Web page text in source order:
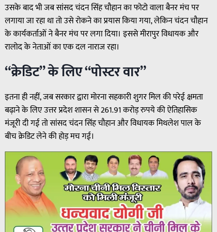
उसके बाद भी जब सांसद चंदन सिंह चौहान का फोटो वाला बैनर मंच पर
लगाया जा रहा था तो उसे रोकने का प्रयास किया गया, लेकिन चंदन चौहान
के कार्यकर्ताओं ने बैनर मंच पर लगा दिया। इससे मीरापुर विधायक और
रालोद के नेताओं का एक दल नाराज रहा।
“क्रेडिट” के लिए “पोस्टर वार”
इतना ही नहीं, जब सरकार द्वारा मोरना सहकारी शुगर मिल की परेई क्षमता
बढ़ाने के लिए उत्तर प्रदेश शासन से 261.91 करोड़ रुपये की ऐतिहासिक
मंजूरी दी गई तो सांसद चंदन सिंह चौहान और विधायक मिथलेश पाल के
बीच क्रेडिट लेने की होड़ मच गई।